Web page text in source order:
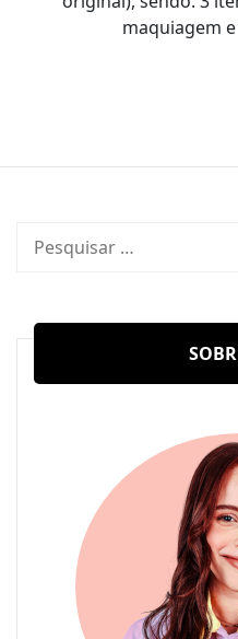
maquiagem
Pesquisar